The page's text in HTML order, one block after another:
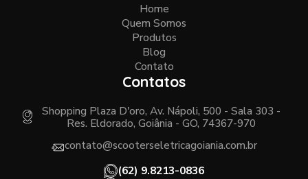
Home
Quem Somos
Produtos
Blog
Contato
Contatos
Shopping Plaza D'oro, Av. Nápoli, 500 - Sala 303 -
Res. Eldorado, Goiânia - GO, 74367-970
contato@scooterseletricagoiania.com.br
(62) 9.8213-0836